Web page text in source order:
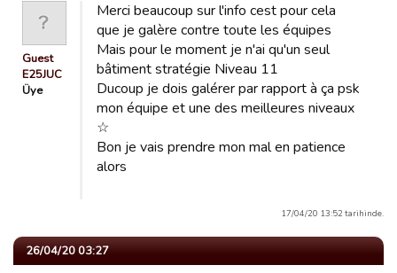
Guest
E25JUC
Üye
Merci beaucoup sur l'info cest pour cela
que je galère contre toute les équipes
Mais pour le moment je n'ai qu'un seul
bâtiment stratégie Niveau 11
Ducoup je dois galérer par rapport à ça psk
mon équipe et une des meilleures niveaux
☆
Bon je vais prendre mon mal en patience
alors
17/04/20 13:52 tarihinde.
26/04/20 03:27